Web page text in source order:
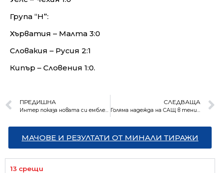
Група “H”:
Хърватия – Малта 3:0
Словакия – Русия 2:1
Кипър – Словения 1:0.
ПРЕДИШНА
Интер показа новата си емблема
СЛЕДВАЩА
Голяма надежда на САЩ в тениса с първа победа над играч от топ 10
МАЧОВЕ И РЕЗУЛТАТИ ОТ МИНАЛИ ТИРАЖИ
13 срещи